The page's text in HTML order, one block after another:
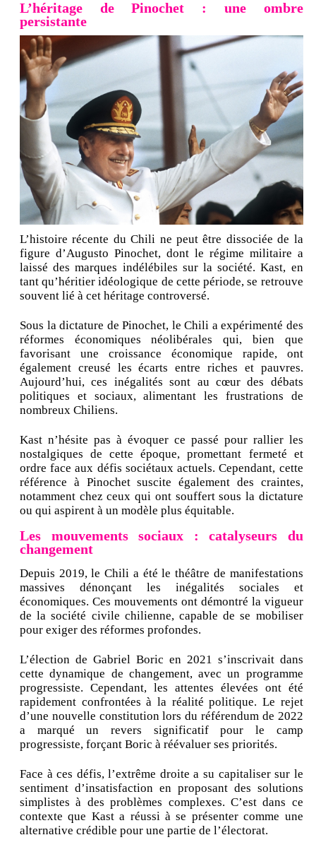
L’héritage de Pinochet : une ombre
persistante
L’histoire récente du Chili ne peut être dissociée de la
figure d’Augusto Pinochet, dont le régime militaire a
laissé des marques indélébiles sur la société. Kast, en
tant qu’héritier idéologique de cette période, se retrouve
souvent lié à cet héritage controversé.
Sous la dictature de Pinochet, le Chili a expérimenté des
réformes économiques néolibérales qui, bien que
favorisant une croissance économique rapide, ont
également creusé les écarts entre riches et pauvres.
Aujourd’hui, ces inégalités sont au cœur des débats
politiques et sociaux, alimentant les frustrations de
nombreux Chiliens.
Kast n’hésite pas à évoquer ce passé pour rallier les
nostalgiques de cette époque, promettant fermeté et
ordre face aux défis sociétaux actuels. Cependant, cette
référence à Pinochet suscite également des craintes,
notamment chez ceux qui ont souffert sous la dictature
ou qui aspirent à un modèle plus équitable.
Les mouvements sociaux : catalyseurs du
changement
Depuis 2019, le Chili a été le théâtre de manifestations
massives dénonçant les inégalités sociales et
économiques. Ces mouvements ont démontré la vigueur
de la société civile chilienne, capable de se mobiliser
pour exiger des réformes profondes.
L’élection de Gabriel Boric en 2021 s’inscrivait dans
cette dynamique de changement, avec un programme
progressiste. Cependant, les attentes élevées ont été
rapidement confrontées à la réalité politique. Le rejet
d’une nouvelle constitution lors du référendum de 2022
a marqué un revers significatif pour le camp
progressiste, forçant Boric à réévaluer ses priorités.
Face à ces défis, l’extrême droite a su capitaliser sur le
sentiment d’insatisfaction en proposant des solutions
simplistes à des problèmes complexes. C’est dans ce
contexte que Kast a réussi à se présenter comme une
alternative crédible pour une partie de l’électorat.